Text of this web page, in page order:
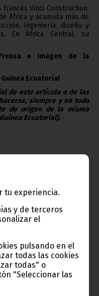
tu experiencia.
y de terceros
el
pulsando en el
todas las cookies
todas" o
"Seleccionar las
Vinci Construction.
África y acumula más de
ingeniería, diseño y
En África Central, su
e Imagen de la
Ecuatorial
de este artículo o de las
siempre y en todo
de origen de la misma
Ecuatorial).
Ecuatorial